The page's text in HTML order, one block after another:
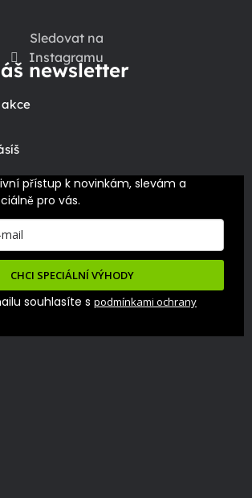
Sledovat na
Instagramu
newsletter
přístup k novinkám, slevám a
pro vás.
CHCI SPECIÁLNÍ VÝHODY
souhlasíte s podmínkami ochrany